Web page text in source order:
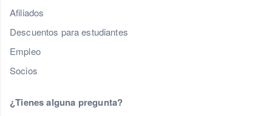
Afiliados
Descuentos para estudiantes
Empleo
Socios
¿Tienes alguna pregunta?